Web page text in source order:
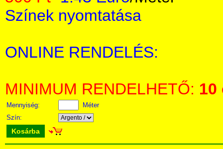
Színek nyomtatása
ONLINE RENDELÉS:
MINIMUM RENDELHETŐ: 10
Mennyiség:
Méter
Szín:
Kosárba